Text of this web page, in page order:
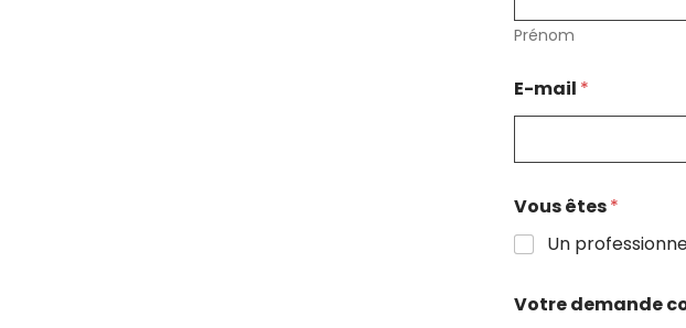
s
e
Prénom
E-mail *
Vous êtes*
Un
Votre demande